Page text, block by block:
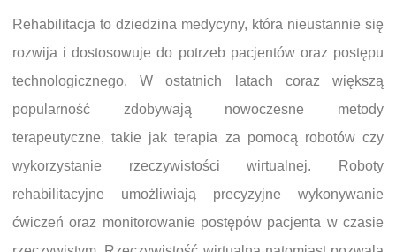
Rehabilitacja to dziedzina medycyny, która nieustannie się
rozwija i dostosowuje do potrzeb pacjentów oraz postępu
technologicznego. W ostatnich latach coraz większą
popularność zdobywają nowoczesne metody
terapeutyczne, takie jak terapia za pomocą robotów czy
wykorzystanie rzeczywistości wirtualnej. Roboty
rehabilitacyjne umożliwiają precyzyjne wykonywanie
ćwiczeń oraz monitorowanie postępów pacjenta w czasie